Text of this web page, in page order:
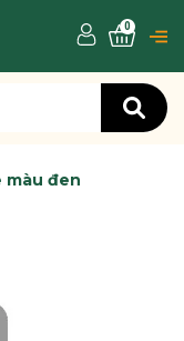
0
đen